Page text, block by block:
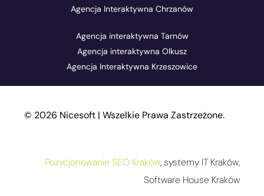
Agencja Interaktywna Chrzanów
Agencja interaktywna Tarnów
Agencja interaktywna Olkusz
Agencja Interaktywna Krzeszowice
© 2026 Nicesoft | Wszelkie Prawa Zastrzeżone.
Pozycjonowanie SEO Kraków, systemy IT Kraków,
Software House Kraków
Panel Pomocy